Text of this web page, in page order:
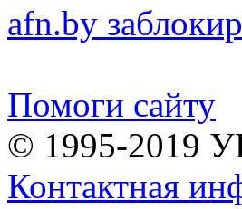
afn.by
Помоги сайту
© 1995-2019
Контактная